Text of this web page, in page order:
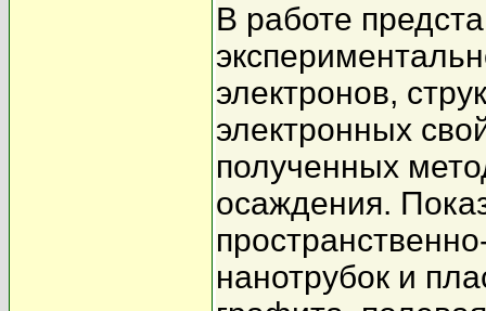
В работе
электронов,
электронных
полученных
осаждения.
нанотрубок и